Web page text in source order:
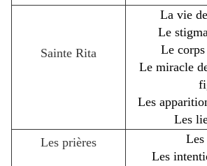
Sainte Rita
La vie
Le
Le
Le miracle
Les
Les
Les prières
Les
Les